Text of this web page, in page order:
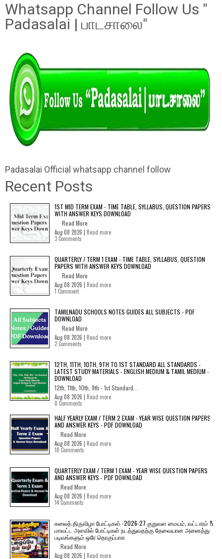
Whatsapp Channel Follow Us "
Padasalai | பாடசாலை"
Padasalai Official whatsapp channel follow
Recent Posts
1ST MID TERM EXAM - TIME TABLE, SYLLABUS, QUESTION PAPERS
WITH ANSWER KEYS DOWNLOAD
Read More
Aug 08 2026 | Read more
3 Comments
QUARTERLY / TERM 1 EXAM - TIME TABLE, SYLLABUS, QUESTION
PAPERS WITH ANSWER KEYS DOWNLOAD
Read More
Aug 08 2026 | Read more
1 Comment
TAMILNADU SCHOOLS NOTES GUIDES ALL SUBJECTS - PDF
DOWNLOAD
Read More
Aug 08 2026 | Read more
2 Comments
12TH, 11TH, 10TH, 9TH TO 1ST STANDARD ALL STANDARDS -
LATEST STUDY MATERIALS - ENGLISH MEDIUM & TAMIL MEDIUM -
DOWNLOAD
12th, 11th, 10th, 9th - 1st Standard...
Aug 08 2026 | Read more
8 Comments
HALF YEARLY EXAM / TERM 2 EXAM - YEAR WISE QUESTION PAPERS
AND ANSWER KEYS - PDF DOWNLOAD
Read More
Aug 08 2026 | Read more
10 Comments
QUARTERLY EXAM / TERM 1 EXAM - YEAR WISE QUESTION PAPERS
AND ANSWER KEYS - PDF DOWNLOAD
Read More
Aug 08 2026 | Read more
14 Comments
கலைத் திருவிழா போட்டிகள் -2026-27 குறுவள மையம், வட்டாரம் &
மாவட்ட அளவில் போட்டிகள் நடத்துவதற்கு தேவையான அனைத்து
படிவங்களும் ஒரே தொகுப்பாக
Read More
Aug 08 2026 | Read more